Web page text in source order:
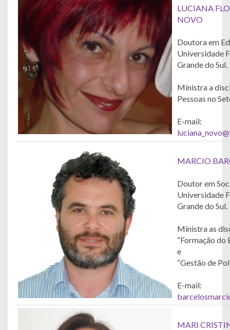
LUCIANA
NOVO
Doutora em
Universidade
Grande do Sul.
Ministra a
Pessoas no
E-mail:
MARCIO
Doutor em
Universidade
Grande do Sul.
Ministra as
“Formação do
e
“Gestão de
E-mail:
MARI